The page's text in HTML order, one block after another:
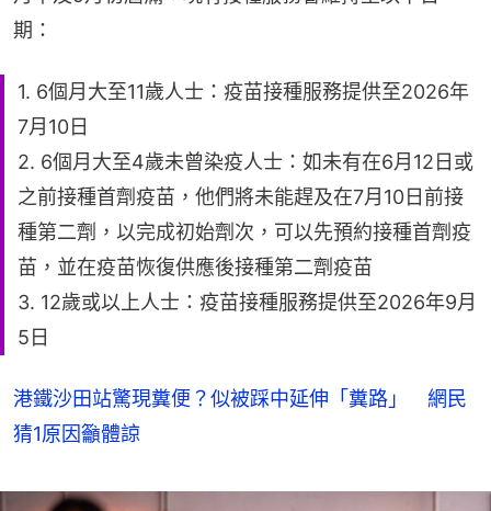
期：
1. 6個月大至11歲人士：疫苗接種服務提供至2026年
7月10日
2. 6個月大至4歲未曾染疫人士：如未有在6月12日或
之前接種首劑疫苗，他們將未能趕及在7月10日前接
種第二劑，以完成初始劑次，可以先預約接種首劑疫
苗，並在疫苗恢復供應後接種第二劑疫苗
3. 12歲或以上人士：疫苗接種服務提供至2026年9月
5日
港鐵沙田站驚現糞便？似被踩中延伸「糞路」 網民
猜1原因籲體諒